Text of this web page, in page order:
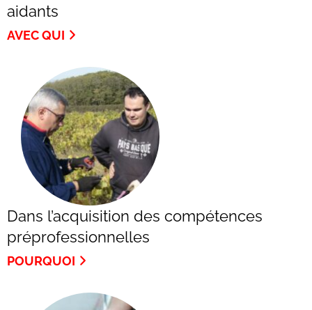
aidants
AVEC QUI
Dans l’acquisition des compétences
préprofessionnelles
POURQUOI